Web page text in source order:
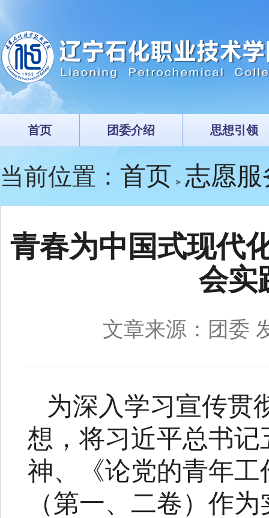
首页 团委介绍 思想引领
当前位置： 首页 志愿
青春为中国式现代
会实
文章来源：团委
为深入学习宣传贯
想，将习近平总书
神、《论党的青年
（第一、二卷）作